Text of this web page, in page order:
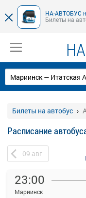
НА-АВТОБУС
Билеты на
Билеты на автобус
Расписание
09 авг
23:00
Мариинск